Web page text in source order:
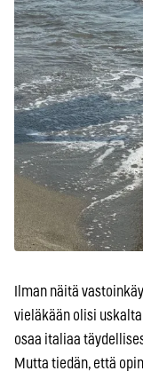
Ilman näitä
vieläkään olisi
osaa italiaa
Mutta tiedän, että